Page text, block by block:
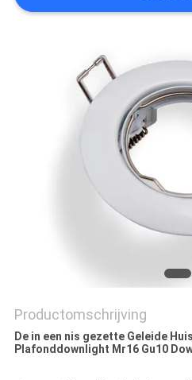
Productomschrijving
De in een nis gezette Geleide
Plafonddownlight Mr16 Gu10